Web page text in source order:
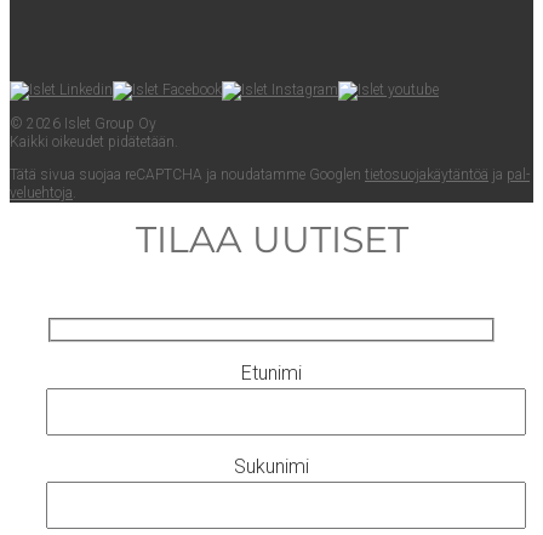
© 2026 Islet Group Oy
Kaik­ki oikeu­det pidätetään.
Tätä sivua suo­jaa reCAPTC­HA ja nou­da­tam­me Googlen tie­to­suo­ja­käy­tän­töä ja pal­
ve­lueh­to­ja.
TILAA UUTISET
Etunimi
Sukunimi